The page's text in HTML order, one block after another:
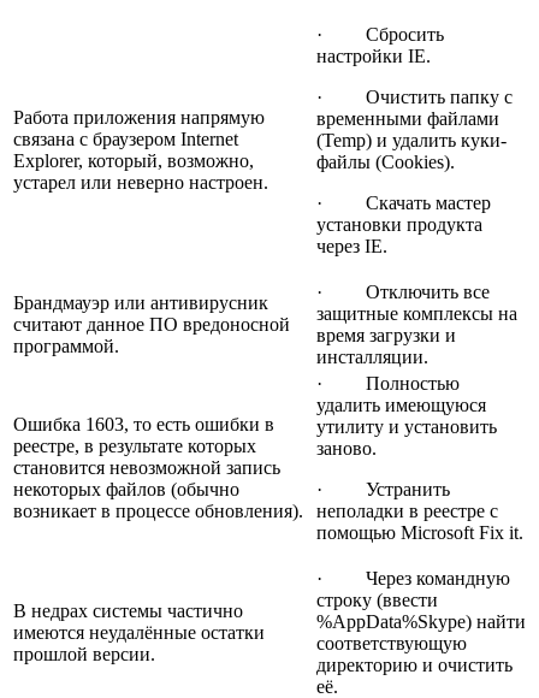
Работа приложения напрямую
связана с браузером Internet
Explorer, который, возможно,
устарел или неверно настроен.
· Сбросить
настройки IE.
· Очистить папку с
временными файлами
(Temp) и удалить куки-
файлы (Cookies).
· Скачать мастер
установки продукта
через IE.
Брандмауэр или антивирусник
считают данное ПО вредоносной
программой.
· Отключить все
защитные комплексы на
время загрузки и
инсталляции.
Ошибка 1603, то есть ошибки в
реестре, в результате которых
становится невозможной запись
некоторых файлов (обычно
возникает в процессе обновления).
· Полностью
удалить имеющуюся
утилиту и установить
заново.
· Устранить
неполадки в реестре с
помощью Microsoft Fix it.
В недрах системы частично
имеются неудалённые остатки
прошлой версии.
· Через командную
строку (ввести
%AppData%Skype) найти
соответствующую
директорию и очистить
её.